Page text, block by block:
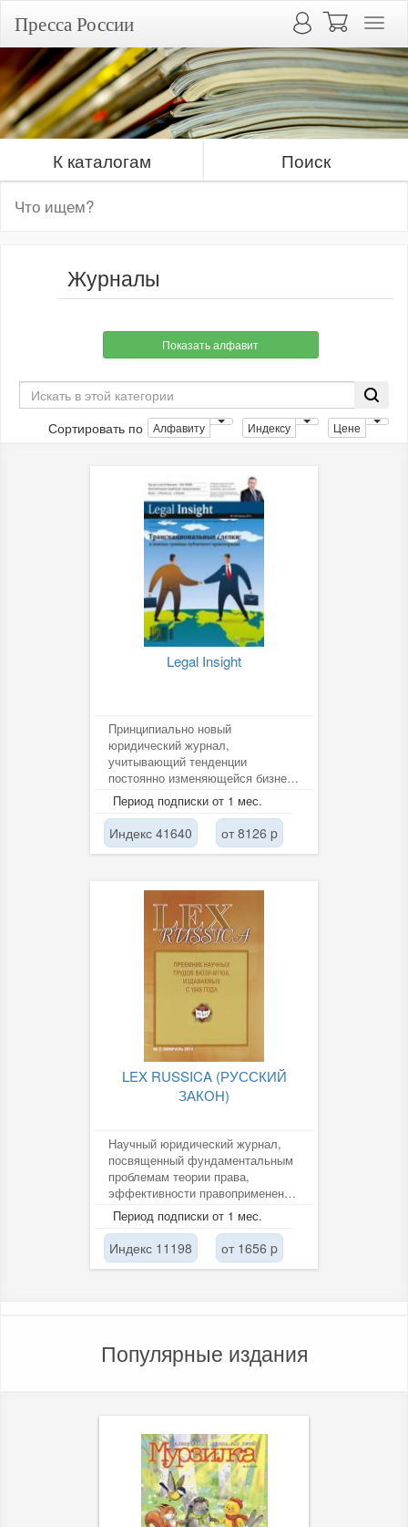
Пресса России
К каталогам Поиск
Журналы
Показать алфавит
Сортировать по Алфавиту Индексу Цене
Legal Insight
Принципиально новый
юридический журнал,
учитывающий тенденции
постоянно изменяющейся бизнес-
среды. Он представляет
информацию о стандартах,
методах,...
Период подписки от 1 мес.
Индекс 41640 от 8126 p
LEX RUSSICA (РУССКИЙ
ЗАКОН)
Научный юридический журнал,
посвященный фундаментальным
проблемам теории права,
эффективности правоприменения
и совершенствованию
законодательного...
Период подписки от 1 мес.
Индекс 11198 от 1656 p
Популярные издания